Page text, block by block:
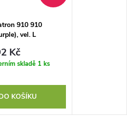
910 910
vel. L
Kč
skladě 1 ks
KOŠÍKU